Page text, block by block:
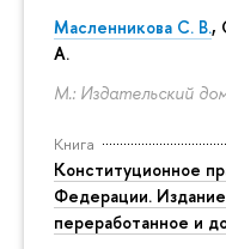
Масленникова С. В.,
А.
М.: Издательский
Книга
Конституционное
Федерации.
переработанное и